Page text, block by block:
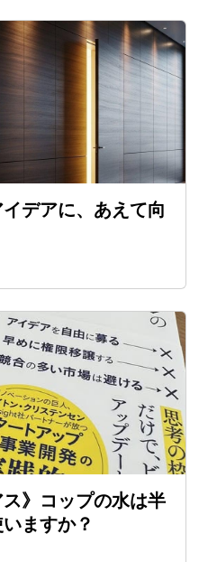
デアに、あえて向
ス》コップの水は半
ますか？